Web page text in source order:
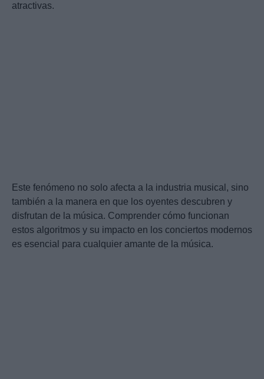
atractivas.
Este fenómeno no solo afecta a la industria musical, sino
también a la manera en que los oyentes descubren y
disfrutan de la música. Comprender cómo funcionan
estos algoritmos y su impacto en los conciertos modernos
es esencial para cualquier amante de la música.